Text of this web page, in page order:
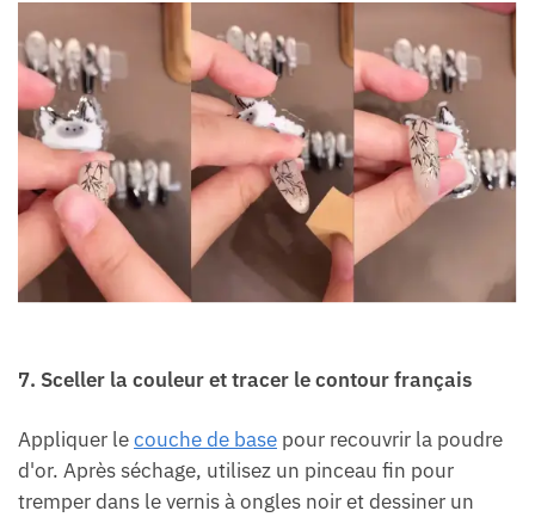
7. Sceller la couleur et tracer le contour français
Appliquer lecouche de base pour recouvrir la poudre
d'or. Après séchage, utilisez un pinceau fin pour
tremper dans le vernis à ongles noir et dessiner un